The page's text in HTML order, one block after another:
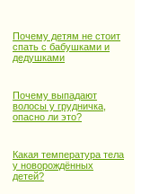
Почему детям не стоит
спать с бабушками и
дедушками
Почему выпадают
волосы у грудничка,
опасно ли это?
Какая температура тела
у новорождённых
детей?